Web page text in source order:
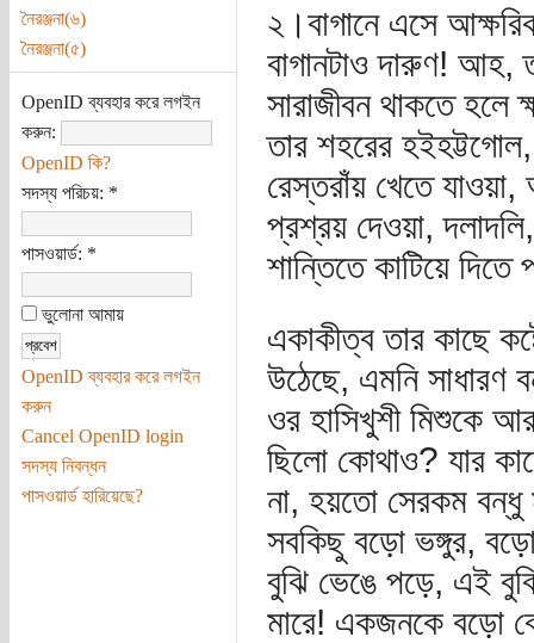
নৈরঞ্জনা(৬)
নৈরঞ্জনা(৫)
OpenID ব্যবহার করে লগইন
করুন:
OpenID কি?
সদস্য পরিচয়: *
পাসওয়ার্ড: *
ভুলোনা আমায়
OpenID ব্যবহার করে লগইন
করুন
Cancel OpenID login
সদস্য নিবন্ধন
পাসওয়ার্ড হারিয়েছে?
২।বাগানে এসে
বাগানটাও দারুণ! আহ,
সারাজীবন থাকতে হলে
তার শহরের হইহট্টগোল,
রেস্তরাঁয় খেতে যাওয়া,
প্রশ্রয় দেওয়া,
শান্তিতে কাটিয়ে
একাকীত্ব তার কাছে
উঠেছে, এমনি সাধারণ
ওর হাসিখুশী মিশুকে
ছিলো কোথাও? যার
না, হয়তো সেরকম বন্ধু
সবকিছু বড়ো ভঙ্গুর,
বুঝি ভেঙে পড়ে, এই বুঝি
মারে! একজনকে বড়ো